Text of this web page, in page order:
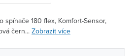
spínače 180 flex, Komfort-Sensor,
čern... Zobrazit více